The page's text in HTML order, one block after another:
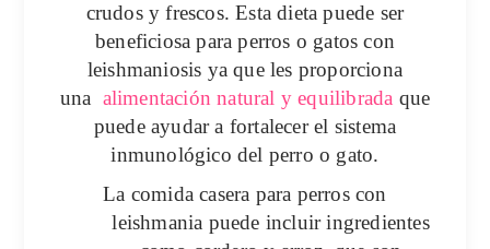
crudos y frescos. Esta dieta puede ser
beneficiosa para perros o gatos con
leishmaniosis ya que les proporciona
una alimentación natural y equilibrada que
puede ayudar a fortalecer el sistema
inmunológicodel perro o gato.
La comida casera para perros con
leishmania puede incluir ingredientes